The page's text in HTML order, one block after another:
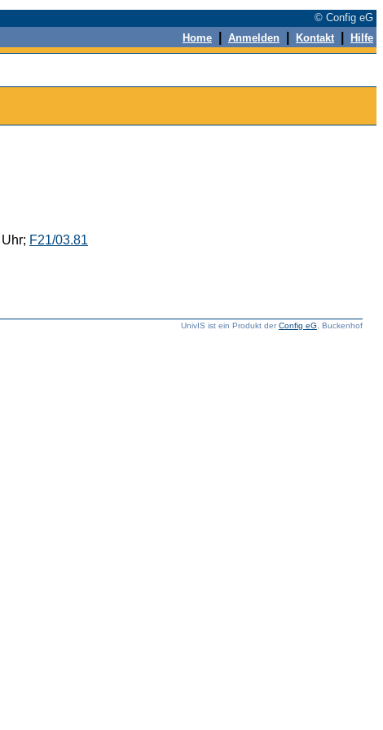
© Config eG
Home Anmelden Kontakt Hilfe
F21/03.81
UnivIS ist ein Produkt derConfig eG , Buckenhof